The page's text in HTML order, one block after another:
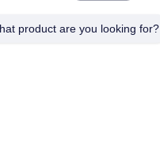
পার্ক, জিশান জেলা, উক্সি সিটি
product are you looking for?